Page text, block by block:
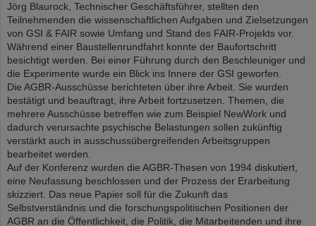
Jörg Blaurock, Technischer Geschäftsführer, stellten den
Teilnehmenden die wissenschaftlichen Aufgaben und Zielsetzungen
von GSI & FAIR sowie Umfang und Stand des FAIR-Projekts vor.
Während einer Baustellenrundfahrt konnte der Baufortschritt
besichtigt werden. Bei einer Führung durch den Beschleuniger und
die Experimente wurde ein Blick ins Innere der GSI geworfen.
Die AGBR-Ausschüsse berichteten über ihre Arbeit. Sie wurden
bestätigt und beauftragt, ihre Arbeit fortzusetzen. Themen, die
mehrere Ausschüsse betreffen wie zum Beispiel NewWork und
dadurch verursachte psychische Belastungen sollen zukünftig
verstärkt auch in ausschussübergreifenden Arbeitsgruppen
bearbeitet werden.
Auf der Konferenz wurden die AGBR-Thesen von 1994 diskutiert,
eine Neufassung beschlossen und der Prozess der Erarbeitung
skizziert. Das neue Papier soll für die Zukunft das
Selbstverständnis und die forschungspolitischen Positionen der
AGBR an die Öffentlichkeit, die Politik, die Mitarbeitenden und ihre